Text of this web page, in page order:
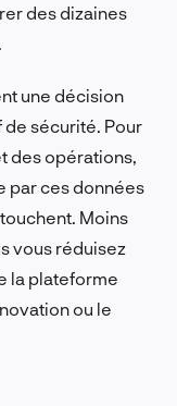
des dizaines
une décision
de sécurité. Pour
des opérations,
par ces données
Moins
vous réduisez
la plateforme
ou le